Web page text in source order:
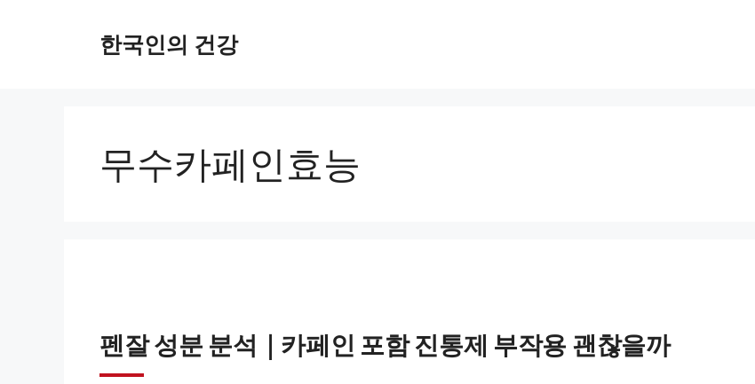
한국인의 건강
무수카페인효능
펜잘 성분 분석｜카페인 포함 진통제 부작용 괜찮을까